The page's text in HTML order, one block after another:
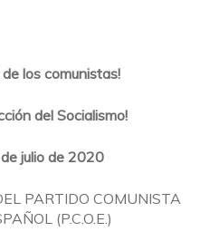
de los comunistas!
del Socialismo!
julio de 2020
PARTIDO COMUNISTA
(P.C.O.E.)